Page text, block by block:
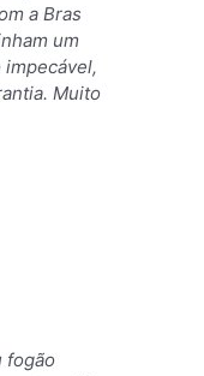
a Bras
um
impecável,
Muito
fogão